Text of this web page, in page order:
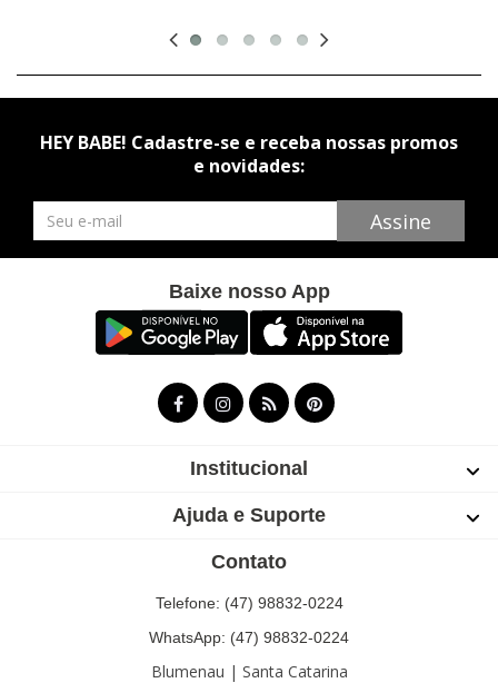
HEY BABE! Cadastre-se e receba nossas promos
e novidades:
Newsletter Assine
Baixe nosso App
Institucional
Ajuda e Suporte
Contato
Telefone: (47) 98832-0224
WhatsApp: (47) 98832-0224
Blumenau | Santa Catarina